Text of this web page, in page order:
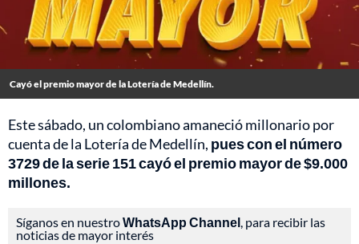
Cayó el premio mayor de la Lotería de Medellín.
Este sábado, un colombiano amaneció millonario por
cuenta de la Lotería de Medellín, pues con el número
3729 de la serie 151 cayó el premio mayor de $9.000
millones.
Síganos en nuestroWhatsApp Channel, para recibir las
noticias de mayor interés